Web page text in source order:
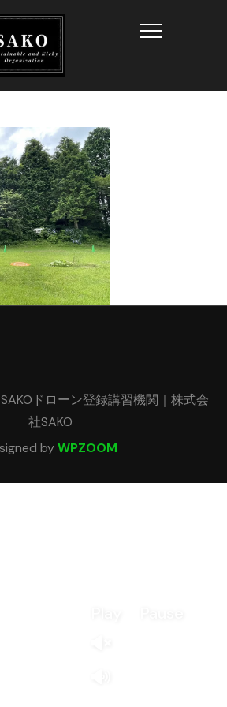
Info
ドローン登録講習機関｜株式会
社SAKO
byWPZOOM